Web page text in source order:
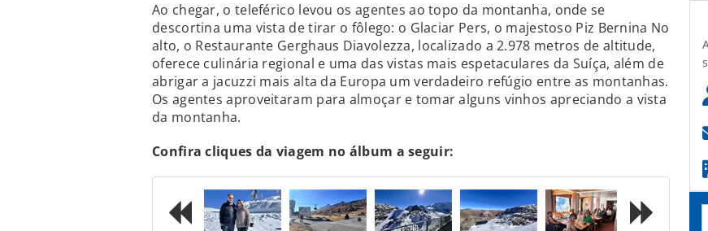
Ao chegar, o teleférico levou os agentes ao topo da montanha, onde se
descortina uma vista de tirar o fôlego: o Glaciar Pers, o majestoso Piz Bernina No
alto, o Restaurante Gerghaus Diavolezza, localizado a 2.978 metros de altitude,
oferece culinária regional e uma das vistas mais espetaculares da Suíça, além de
abrigar a jacuzzi mais alta da Europa um verdadeiro refúgio entre as montanhas.
Os agentes aproveitaram para almoçar e tomar alguns vinhos apreciando a vista
da montanha.
Confira cliques da viagem no álbum a seguir: